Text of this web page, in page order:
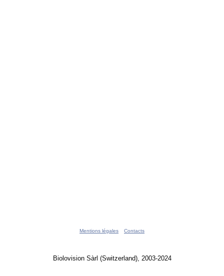
Mentions légales Contacts
Biolovision Sàrl (Switzerland), 2003-2024